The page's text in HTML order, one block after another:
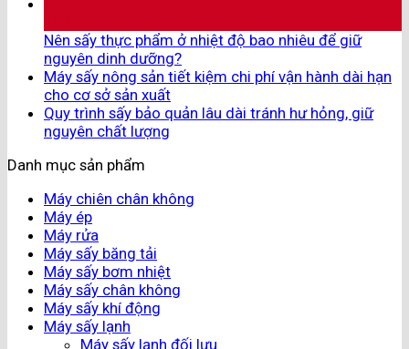
Nên sấy thực phẩm ở nhiệt độ bao nhiêu để giữ
nguyên dinh dưỡng?
Máy sấy nông sản tiết kiệm chi phí vận hành dài hạn
cho cơ sở sản xuất
Quy trình sấy bảo quản lâu dài tránh hư hỏng, giữ
nguyên chất lượng
Danh mục sản phẩm
Máy chiên chân không
Máy ép
Máy rửa
Máy sấy băng tải
Máy sấy bơm nhiệt
Máy sấy chân không
Máy sấy khí động
Máy sấy lạnh
Máy sấy lạnh đối lưu